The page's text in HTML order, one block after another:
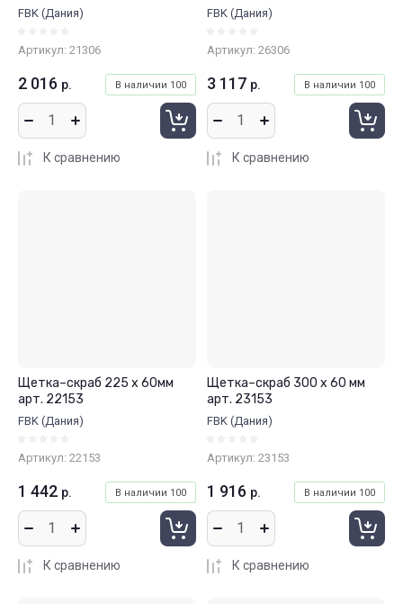
FBK (Дания)
Артикул: 21306
В наличии 100
2 016 р.
К сравнению
FBK (Дания)
Артикул: 26306
В наличии 100
3 117 р.
К сравнению
Щетка–скраб 225 x 60мм
арт. 22153
FBK (Дания)
Артикул: 22153
В наличии 100
1 442 р.
К сравнению
Щетка–скраб 300 x 60 мм
арт. 23153
FBK (Дания)
Артикул: 23153
В наличии 100
1 916 р.
К сравнению